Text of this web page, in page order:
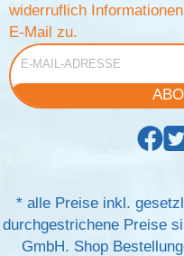
widerruflich
E-Mail zu.
E-Mail-Adresse
* alle Preise inkl.
durchgestrichene Preise
GmbH. Shop